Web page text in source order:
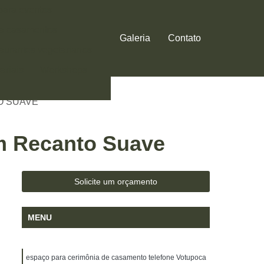
Galeria Contato
SUAVE
Recanto Suave
Solicite um orçamento
MENU
espaço para cerimônia de casamento telefone Votupoca